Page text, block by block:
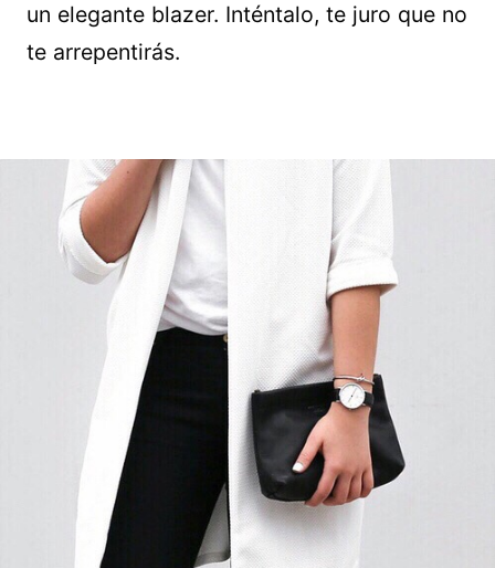
un elegante blazer. Inténtalo, te juro que no
te arrepentirás.